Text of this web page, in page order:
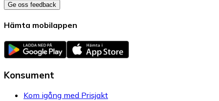
Ge oss feedback
Hämta mobilappen
Konsument
Kom igång med Prisjakt